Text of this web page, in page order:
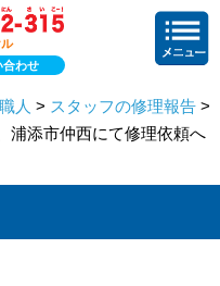
合わせ
人 > スタッフの修理報告 >
浦添市仲西にて修理依頼へ